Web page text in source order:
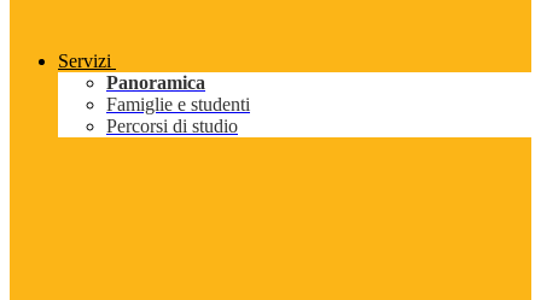
Servizi
Panoramica
Famiglie e studenti
Percorsi di studio